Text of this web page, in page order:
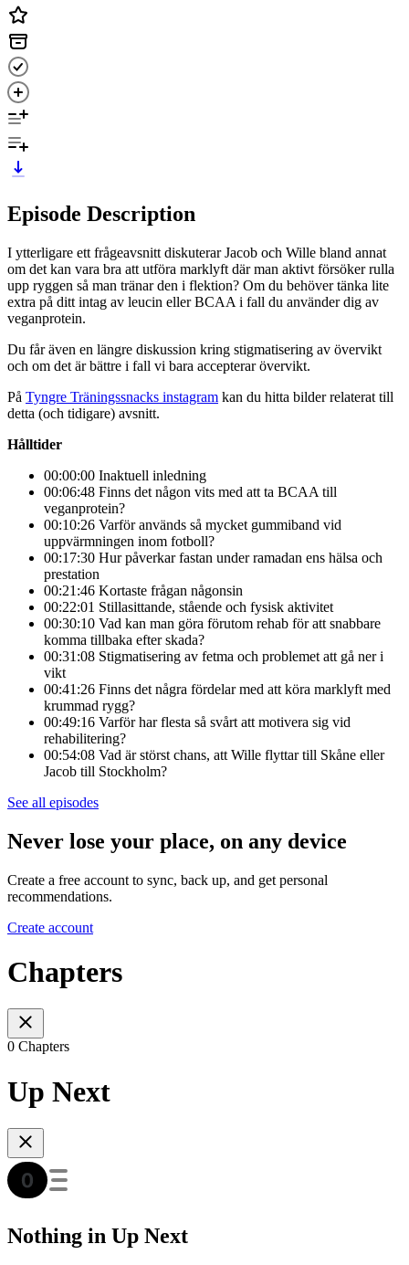
Episode Description
I ytterligare ett frågeavsnitt diskuterar Jacob och Wille bland annat
om det kan vara bra att utföra marklyft där man aktivt försöker rulla
upp ryggen så man tränar den i flektion? Om du behöver tänka lite
extra på ditt intag av leucin eller BCAA i fall du använder dig av
veganprotein.
Du får även en längre diskussion kring stigmatisering av övervikt
och om det är bättre i fall vi bara accepterar övervikt.
På Tyngre Träningssnacks instagram kan du hitta bilder relaterat till
detta (och tidigare) avsnitt.
Hålltider
00:00:00 Inaktuell inledning
00:06:48 Finns det någon vits med att ta BCAA till
veganprotein?
00:10:26 Varför används så mycket gummiband vid
uppvärmningen inom fotboll?
00:17:30 Hur påverkar fastan under ramadan ens hälsa och
prestation
00:21:46 Kortaste frågan någonsin
00:22:01 Stillasittande, stående och fysisk aktivitet
00:30:10 Vad kan man göra förutom rehab för att snabbare
komma tillbaka efter skada?
00:31:08 Stigmatisering av fetma och problemet att gå ner i
vikt
00:41:26 Finns det några fördelar med att köra marklyft med
krummad rygg?
00:49:16 Varför har flesta så svårt att motivera sig vid
rehabilitering?
00:54:08 Vad är störst chans, att Wille flyttar till Skåne eller
Jacob till Stockholm?
See all episodes
Never lose your place, on any device
Create a free account to sync, back up, and get personal
recommendations.
Create account
Chapters
0 Chapters
Up Next
Nothing in Up Next